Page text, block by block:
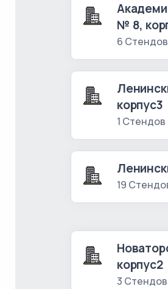
№ 8,
6 Стендов
корпус3
1 Стендов
19
корпус2
3 Стендов